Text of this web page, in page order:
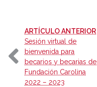
ARTÍCULO ANTERIOR-
Sesión virtual de
bienvenida para
becarios y becarias de
Fundación Carolina
2022 – 2023